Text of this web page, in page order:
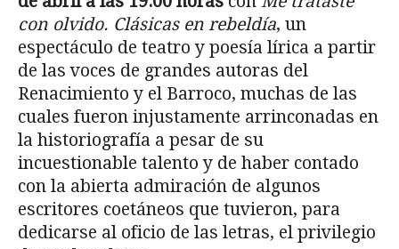
con olvido. Clásicas en rebeldía, un
espectáculo de teatro y poesía lírica a partir
de las voces de grandes autoras del
Renacimiento y el Barroco, muchas de las
cuales fueron injustamente arrinconadas en
la historiografía a pesar de su
incuestionable talento y de haber contado
con la abierta admiración de algunos
escritores coetáneos que tuvieron, para
dedicarse al oficio de las letras, el privilegio